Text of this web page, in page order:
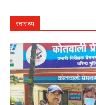
स्वास्थ्य